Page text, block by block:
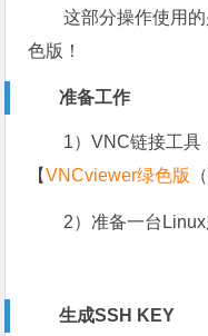
这部分操作使用
色版！
准备工作
1）VNC链接工具
【VNCviewer绿色版
2）准备一台Linux
生成SSH KEY